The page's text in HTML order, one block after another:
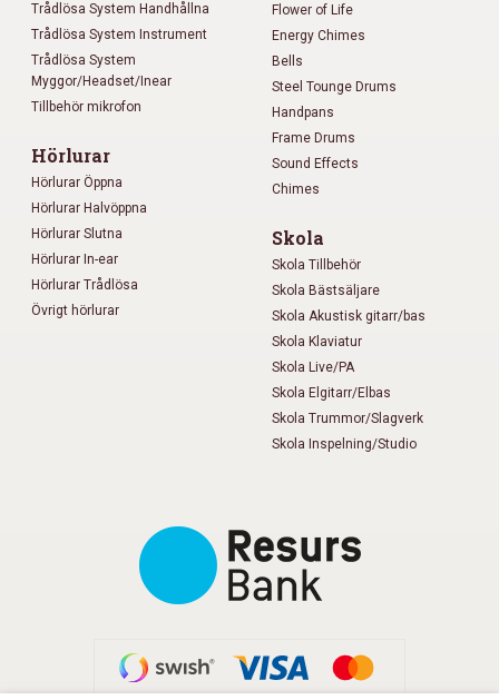
Trådlösa System Handhållna
Trådlösa System Instrument
Trådlösa System
Myggor/Headset/Inear
Tillbehör mikrofon
Hörlurar
Hörlurar Öppna
Hörlurar Halvöppna
Hörlurar Slutna
Hörlurar In-ear
Hörlurar Trådlösa
Övrigt hörlurar
Flower of Life
Energy Chimes
Bells
Steel Tounge Drums
Handpans
Frame Drums
Sound Effects
Chimes
Skola
Skola Tillbehör
Skola Bästsäljare
Skola Akustisk gitarr/bas
Skola Klaviatur
Skola Live/PA
Skola Elgitarr/Elbas
Skola Trummor/Slagverk
Skola Inspelning/Studio